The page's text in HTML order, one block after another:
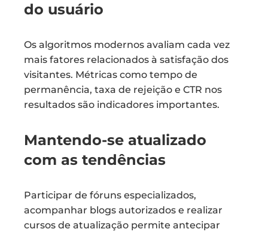
do usuário
Os algoritmos modernos avaliam cada vez
mais fatores relacionados à satisfação dos
visitantes. Métricas como tempo de
permanência, taxa de rejeição e CTR nos
resultados são indicadores importantes.
Mantendo-se atualizado
com as tendências
Participar de fóruns especializados,
acompanhar blogs autorizados e realizar
cursos de atualização permite antecipar